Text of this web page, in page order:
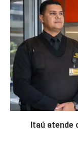
Itaú atende